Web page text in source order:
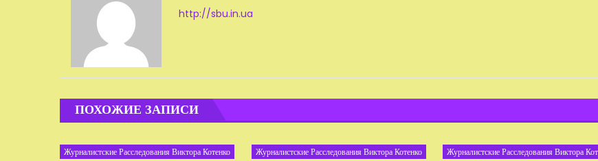
http://sbu.in.ua
ПОХОЖИЕ ЗАПИСИ
Журналистские Расследования Виктора Котенко Журналистские Расследования Виктора Котенко Журналистские Расследования Виктора